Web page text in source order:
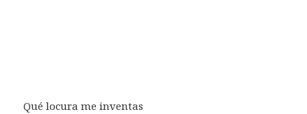
Qué locura me inventas